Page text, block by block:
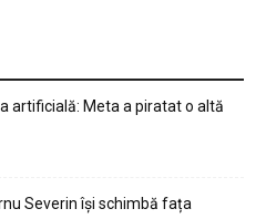
artificială: Meta a piratat o altă
Severin își schimbă fața